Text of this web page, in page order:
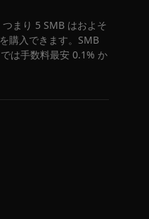
まり 5 SMB はおよそ
購入できます。SMB
は手数料最安 0.1% か